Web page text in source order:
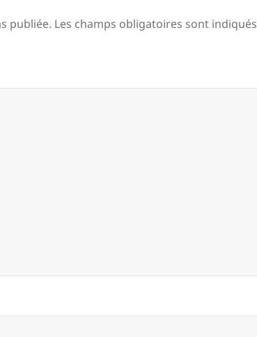
publiée. Les champs obligatoires sont indiqués